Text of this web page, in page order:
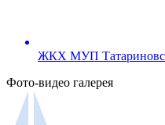
ЖКХ МУП
Фото-видео галерея